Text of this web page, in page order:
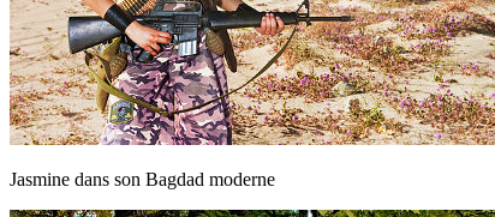
Jasmine dans son Bagdad moderne